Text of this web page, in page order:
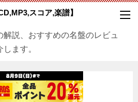
スコア,楽譜】
説、おすすめの名盤のレビュ
ます。